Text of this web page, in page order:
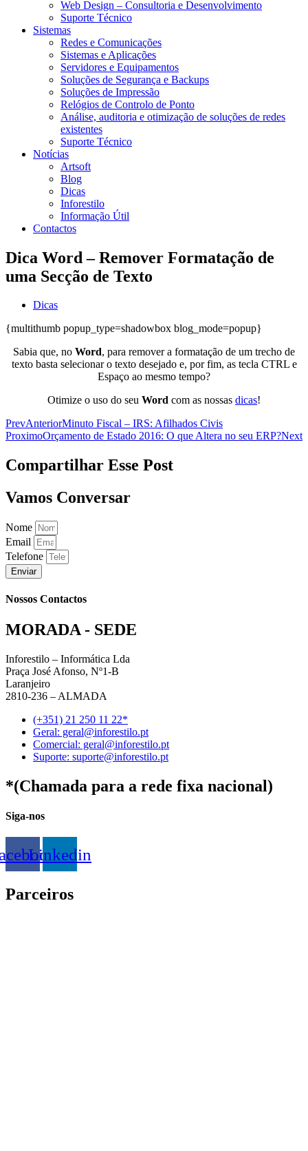
Web Design – Consultoria e Desenvolvimento
Suporte Técnico
Sistemas
Redes e Comunicações
Sistemas e Aplicações
Servidores e Equipamentos
Soluções de Segurança e Backups
Soluções de Impressão
Relógios de Controlo de Ponto
Análise, auditoria e otimização de soluções de redes
existentes
Suporte Técnico
Notícias
Artsoft
Blog
Dicas
Inforestilo
Informação Útil
Contactos
Dica Word – Remover Formatação de
uma Secção de Texto
Dicas
{multithumb popup_type=shadowbox blog_mode=popup}
Sabia que, no Word, para remover a formatação de um trecho de
texto basta selecionar o texto desejado e, por fim, as tecla CTRL e
Espaço ao mesmo tempo?
Otimize o uso do seu Word com as nossas dicas!
PrevAnteriorMinuto Fiscal – IRS: Afilhados Civis
ProximoOrçamento de Estado 2016: O que Altera no seu ERP?Next
Compartilhar Esse Post
Vamos Conversar
Nome
Email
Telefone
Enviar
Nossos Contactos
MORADA - SEDE
Inforestilo – Informática Lda
Praça José Afonso, Nº1-B
Laranjeiro
2810-236 – ALMADA
(+351) 21 250 11 22*
Geral: geral@inforestilo.pt
Comercial: geral@inforestilo.pt
Suporte: suporte@inforestilo.pt
*(Chamada para a rede fixa nacional)
Siga-nos
Linkedin
Parceiros